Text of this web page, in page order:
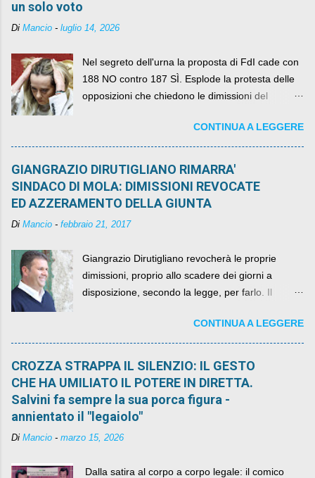
un solo voto
Di Mancio - luglio 14, 2026
Nel segreto dell'urna la proposta di FdI cade con
188 NO contro 187 SÌ. Esplode la protesta delle
opposizioni che chiedono le dimissioni del
CONTINUA A LEGGERE
GIANGRAZIO DIRUTIGLIANO RIMARRA'
SINDACO DI MOLA: DIMISSIONI REVOCATE
ED AZZERAMENTO DELLA GIUNTA
Di Mancio - febbraio 21, 2017
Giangrazio Dirutigliano revocherà le proprie
dimissioni, proprio allo scadere dei giorni a
disposizione, secondo la legge, per farlo. Il
quelli che si auspicavano il contrario.CONTINUA A LEGGERE
CROZZA STRAPPA IL SILENZIO: IL GESTO
CHE HA UMILIATO IL POTERE IN DIRETTA.
Salvini fa sempre la sua porca figura -
annientato il "legaiolo"
Di Mancio - marzo 15, 2026
​ Dalla satira al corpo a corpo legale: il comico